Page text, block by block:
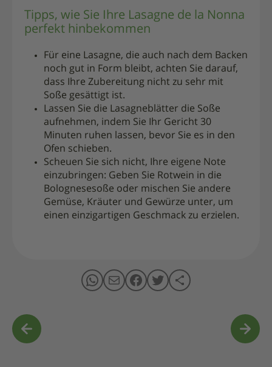
Tipps, wie Sie Ihre Lasagne de la Nonna
perfekt hinbekommen
Für eine Lasagne, die auch nach dem Backen
noch gut in Form bleibt, achten Sie darauf,
dass Ihre Zubereitung nicht zu sehr mit
Soße gesättigt ist.
Lassen Sie die Lasagneblätter die Soße
aufnehmen, indem Sie Ihr Gericht 30
Minuten ruhen lassen, bevor Sie es in den
Ofen schieben.
Scheuen Sie sich nicht, Ihre eigene Note
einzubringen: Geben Sie Rotwein in die
Bolognesesoße oder mischen Sie andere
Gemüse, Kräuter und Gewürze unter, um
einen einzigartigen Geschmack zu erzielen.
Navigation
des